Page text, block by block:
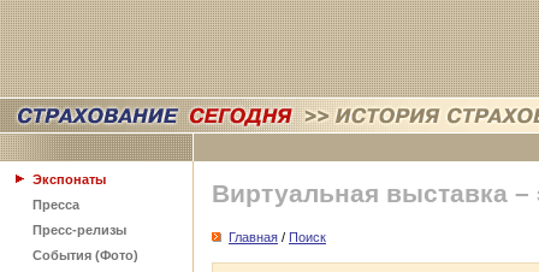
Экспонаты
Пресса
Пресс-релизы
События (Фото)
Виртуальная выставка –
Главная / Поиск